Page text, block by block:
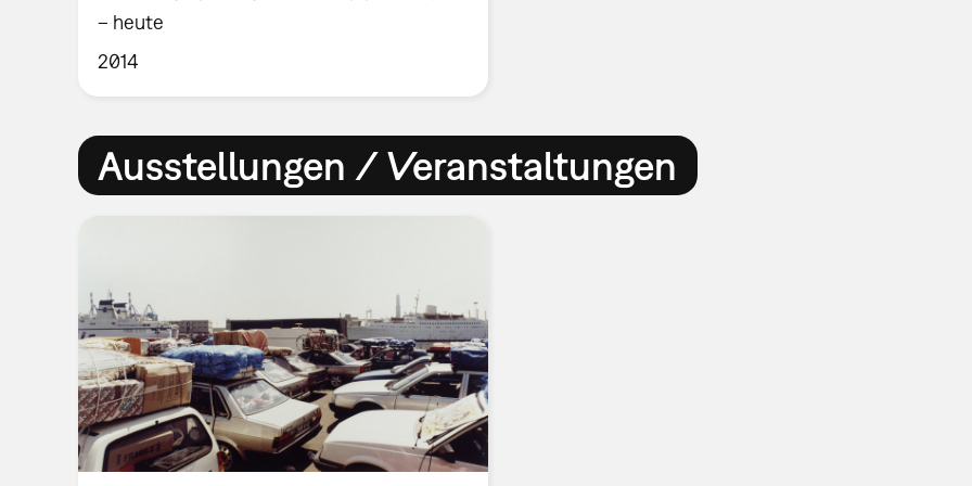
– heute
2014
Ausstellungen / Veranstaltungen